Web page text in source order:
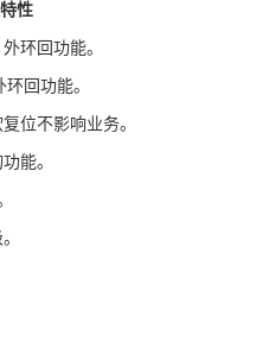
性
环回功能。
回功能。
位不影响业务。
能。